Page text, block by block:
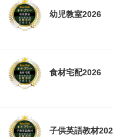
幼児教室2026
食材宅配2026
子供英語教材